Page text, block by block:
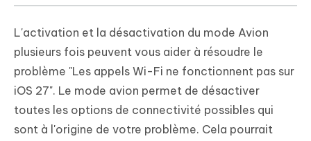
L'activation et la désactivation du mode Avion
plusieurs fois peuvent vous aider à résoudre le
problème "Les appels Wi-Fi ne fonctionnent pas sur
iOS 27". Le mode avion permet de désactiver
toutes les options de connectivité possibles qui
sont à l'origine de votre problème. Cela pourrait